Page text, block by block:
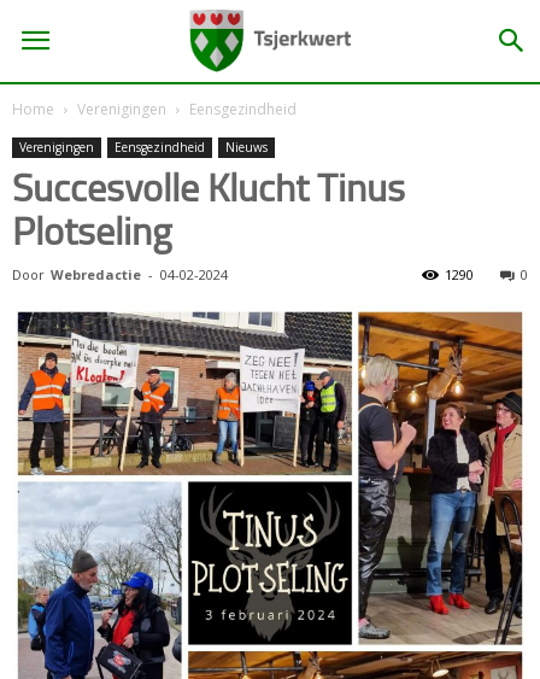
Home Verenigingen Eensgezindheid
Verenigingen Eensgezindheid Nieuws
Succesvolle Klucht Tinus
Plotseling
Door Webredactie - 04-02-2024 0
1290